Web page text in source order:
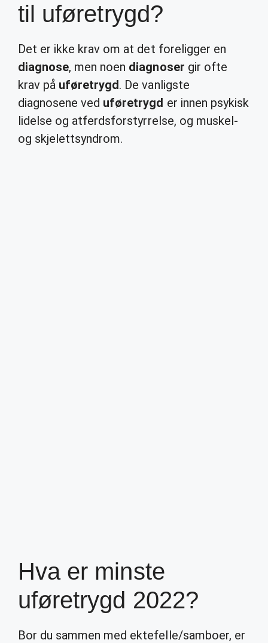
til uføretrygd?
Det er ikke krav om at det foreligger en
diagnose, men noen diagnoser gir ofte
krav på uføretrygd. De vanligste
diagnosene ved uføretrygd er innen psykisk
lidelse og atferdsforstyrrelse, og muskel-
og skjelettsyndrom.
Hva er minste
uføretrygd 2022?
Bor du sammen med ektefelle/samboer, er